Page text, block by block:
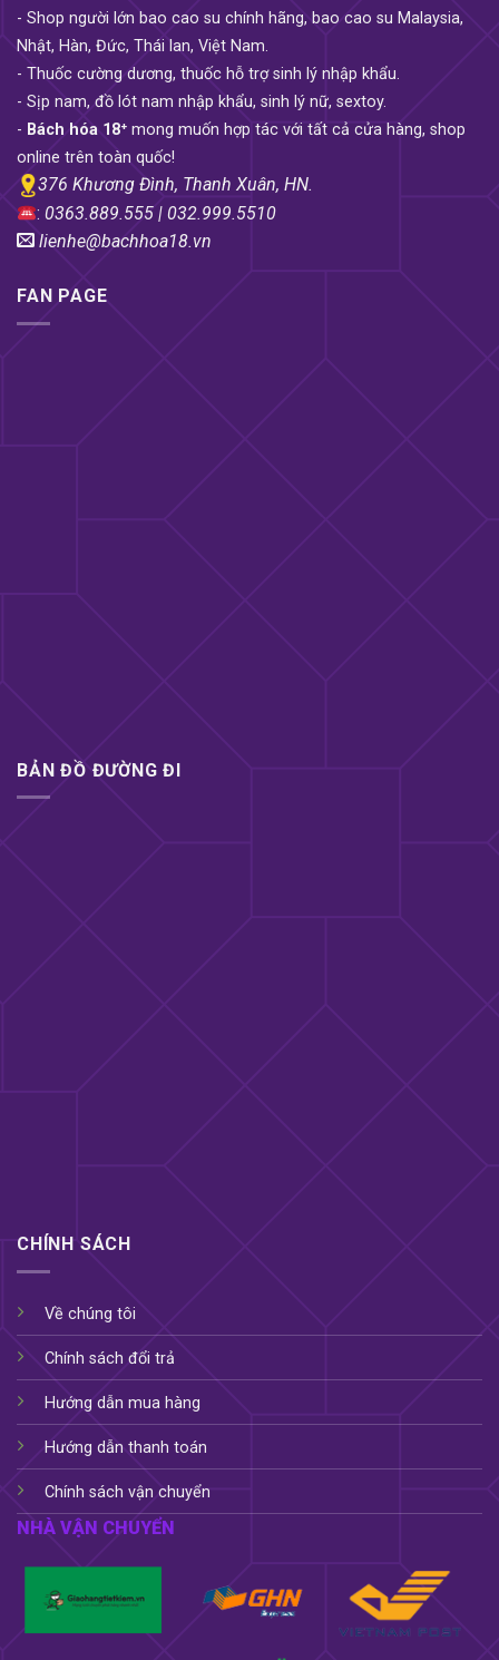
- Shop người lớn bao cao su chính hãng, bao cao su Malaysia,
Nhật, Hàn, Đức, Thái lan, Việt Nam.
- Thuốc cường dương, thuốc hỗ trợ sinh lý nhập khẩu.
- Sịp nam, đồ lót nam nhập khẩu, sinh lý nữ, sextoy.
- Bách hóa 18⁺ mong muốn hợp tác với tất cả cửa hàng, shop
online trên toàn quốc!
376 Khương Đình, Thanh Xuân, HN.
:0363.889.555 | 032.999.5510
lienhe@bachhoa18.vn
FAN PAGE
BẢN ĐỒ ĐƯỜNG ĐI
CHÍNH SÁCH
Về chúng tôi
Chính sách đổi trả
Hướng dẫn mua hàng
Hướng dẫn thanh toán
Chính sách vận chuyển
NHÀ VẬN CHUYỂN